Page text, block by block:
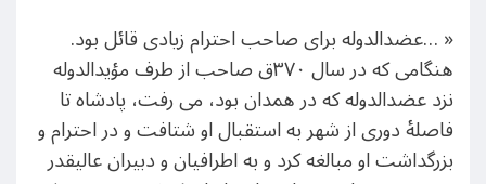
« …عضدالدوله برای صاحب احترام زیادی قائل بود.
هنگامی که در سال ۳۷۰ق صاحب از طرف مؤیدالدوله
نزد عضدالدوله که در همدان بود، می رفت، پادشاه تا
فاصلۀ دوری از شهر به استقبال او شتافت و در احترام و
بزرگداشت او مبالغه کرد و به اطرافیان و دبیران عالیقدر